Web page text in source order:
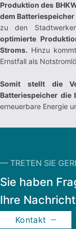
Produktion des
dem Batteriespeicher
zu den
optimierte
Stroms. Hinzu
Ernstfall als
Somit stellt die
Batteriespeicher die
erneuerbare Energie
— TRETEN SIE
Sie haben
Ihre
Kontakt